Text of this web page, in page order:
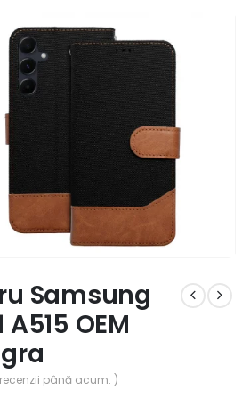
Samsung
OEM
până acum. )